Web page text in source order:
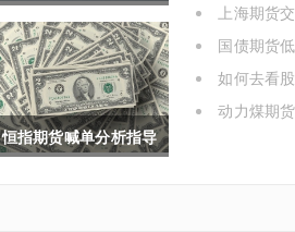
评(镍期货长期趋势)
恒指期货喊单分析指导
上海期货
年是多少)
国债期货
如何去看
动力煤期